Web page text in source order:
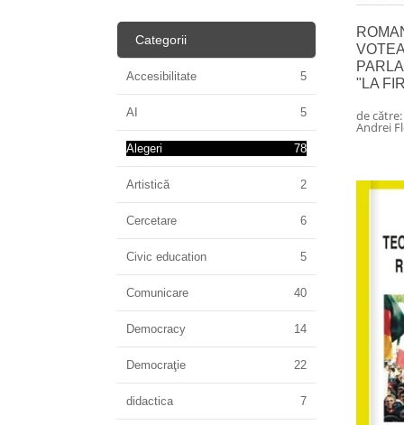
"LA
de către:
Andrei
Categorii
Accesibilitate 5
AI 5
Alegeri 78
Artistică 2
Cercetare 6
Civic education 5
Comunicare 40
Democracy 14
Democraţie 22
didactica 7